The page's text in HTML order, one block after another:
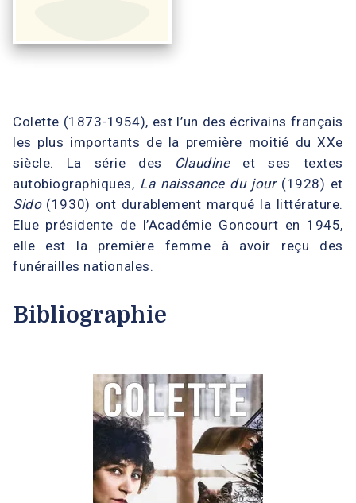
Colette (1873-1954), est l’un des écrivains français
les plus importants de la première moitié du XXe
siècle. La série des
Claudineet ses textes
autobiographiques, La naissance du jour(1928) et
Sido(1930) ont durablement marqué la littérature.
Elue présidente de l’Académie Goncourt en 1945,
elle est la première femme à avoir reçu des
funérailles nationales.
Bibliographie